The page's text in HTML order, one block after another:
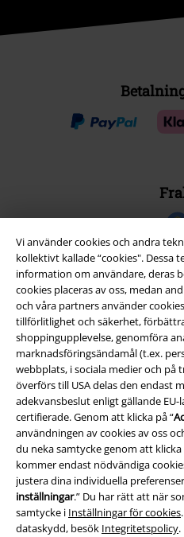
Vi använder cookies och andra
kollektivt kallade “cookies". Dessa
information om användare, deras
cookies placeras av oss, medan
och våra partners använder
tillförlitlighet och säkerhet,
shoppingupplevelse, genomföra
marknadsföringsändamål (t.ex.
webbplats, i sociala medier och
överförs till USA delas den endast
adekvansbeslut enligt gällande
certifierade. Genom att klicka på “
användningen av cookies av oss
du neka samtycke genom att klicka
kommer endast nödvändiga
justera dina individuella
inställningar.” Du har rätt att när
samtycke i Inställningar för cookies
dataskydd, besök Integritetspolicy.
EMP-
Ladda ner EMP-appen nu
A Warner Music